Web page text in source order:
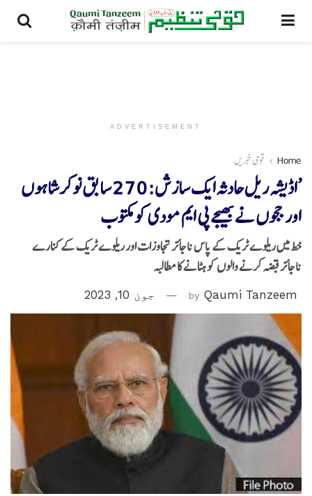
ADVERTISEMENT
Home قومی خبریں
’اڈیشہ ریل حادثہ ایک سازش: 270 سابق نوکرشاہوں
اور ججوں نےبھیجے پی ایم مودی کو مکتوب
خط میں ریلوے ٹریک کے پاس ناجائز تجاوزات اور ریلوے ٹریک کے کنارے
ناجائز قبضہ کرنے والوں کو ہٹانے کا مطالبہ
by Qaumi Tanzeem جون 10, 2023